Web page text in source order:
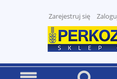
Zarejestruj się